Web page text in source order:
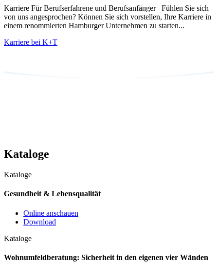
Karriere Für Berufserfahrene und Berufsanfänger Fühlen Sie sich
von uns angesprochen? Können Sie sich vorstellen, Ihre Karriere in
einem renommierten Hamburger Unternehmen zu starten...
Karriere bei K+T
Kataloge
Kataloge
Gesundheit & Lebensqualität
Online anschauen
Download
Kataloge
Wohnumfeldberatung: Sicherheit in den eigenen vier Wänden